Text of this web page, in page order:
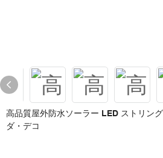
高品質屋外防水ソーラー LED ストリン
ダ・デコ